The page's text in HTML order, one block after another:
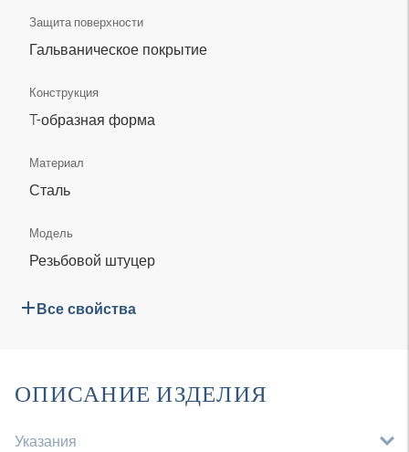
Защита поверхности
Гальваническое покрытие
Конструкция
T-образная форма
Материал
Сталь
Модель
Резьбовой штуцер
Все свойства
ОПИСАНИЕ ИЗДЕЛИЯ
Указания